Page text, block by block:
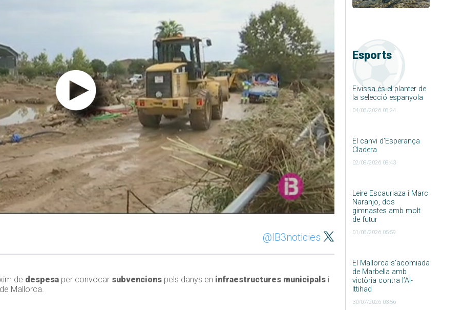
Esports
Eivissa és el planter de
la selecció espanyola
04/08/2026 08:24
El canvi d’Esperança
Cladera
02/08/2026 08:43
Leire Escauriaza i Marc
Naranjo, dos
gimnastes amb molt
de futur
01/08/2026 05:59
El Mallorca s’acomiada
de Marbella amb
victòria contra l’Al-
Ittihad
30/07/2026 03:56
@IB3noticies
de despesa per convocar subvencions pels danys en infraestructures municipals i
Mallorca.